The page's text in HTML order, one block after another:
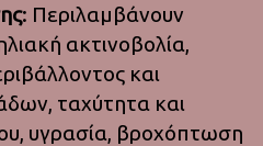
: Περιλαμβάνουν
ακτινοβολία,
και
ταχύτητα και
υγρασία, βροχόπτωση